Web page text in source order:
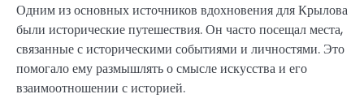
Одним из основных источников вдохновения для Крылова
были исторические путешествия. Он часто посещал места,
связанные с историческими событиями и личностями. Это
помогало ему размышлять о смысле искусства и его
взаимоотношении с историей.